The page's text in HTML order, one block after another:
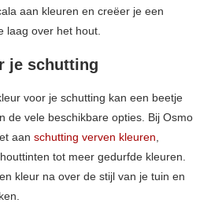
aan kleuren en creëer je een
laag over het hout.
je schutting
voor je schutting kan een beetje
de vele beschikbare opties. Bij Osmo
aan schutting verven kleuren
tot meer gedurfde kleuren.
kleur na over de stijl van je tuin en